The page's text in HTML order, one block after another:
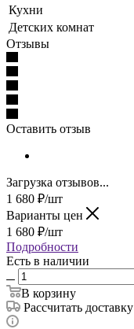
Кухни
Детских комнат
Отзывы
Оставить отзыв
Загрузка отзывов...
1 680 ₽/шт
Варианты цен
1 680 ₽/шт
Подробности
Есть в наличии
В корзину
Рассчитать доставку